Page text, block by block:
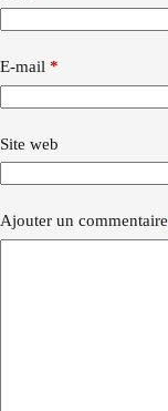
E-mail *
Site web
Ajouter un commentaire